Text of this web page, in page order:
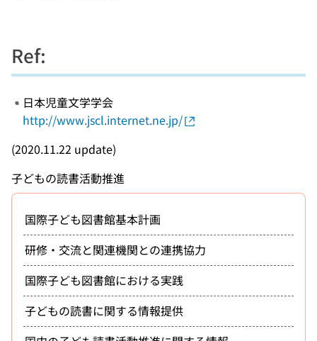
Ref:
日本児童文学学会
http://www.jscl.internet.ne.jp/
(2020.11.22 update)
子どもの読書活動推進
国際子ども図書館基本計画
研修・交流と関連機関との連携協力
国際子ども図書館における実践
子どもの読書に関する情報提供